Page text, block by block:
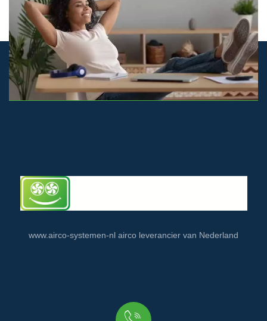
© airco-systemen.nl alle rechten voorbehouden
www.airco-systemen-nl airco leverancier van Nederland